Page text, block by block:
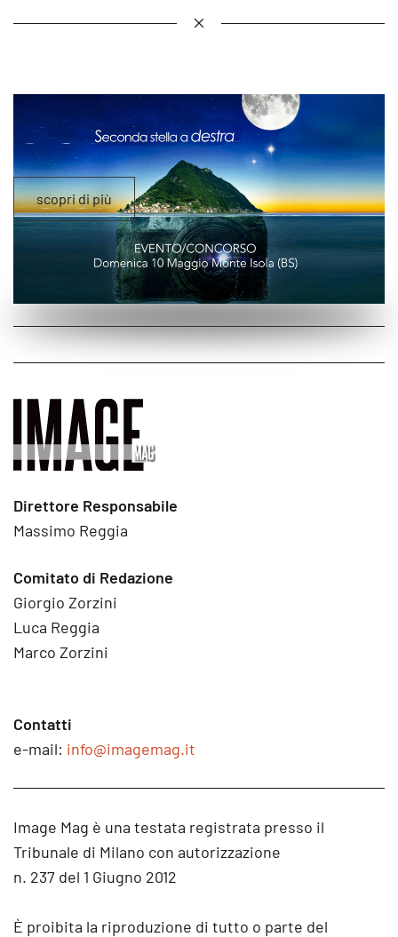
Direttore Responsabile
Massimo Reggia
Comitato di Redazione
Giorgio Zorzini
Luca Reggia
Marco Zorzini
Contatti
e-mail: info@imagemag.it
Image Mag è una testata registrata presso il
Tribunale di Milano con autorizzazione
n. 237 del 1 Giugno 2012
È proibita la riproduzione di tutto o parte del